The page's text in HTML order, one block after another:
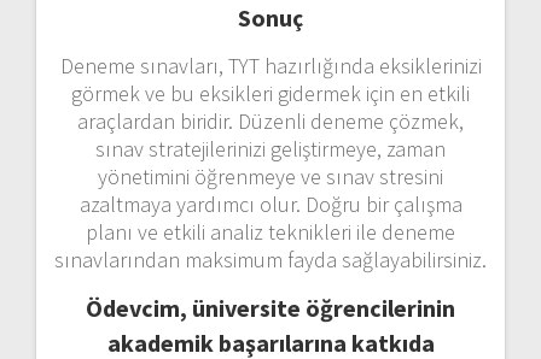
Sonuç
Deneme sınavları, TYT hazırlığında eksiklerinizi
görmek ve bu eksikleri gidermek için en etkili
araçlardan biridir. Düzenli deneme çözmek,
sınav stratejilerinizi geliştirmeye, zaman
yönetimini öğrenmeye ve sınav stresini
azaltmaya yardımcı olur. Doğru bir çalışma
planı ve etkili analiz teknikleri ile deneme
sınavlarından maksimum fayda sağlayabilirsiniz.
Ödevcim, üniversite öğrencilerinin
akademik başarılarına katkıda